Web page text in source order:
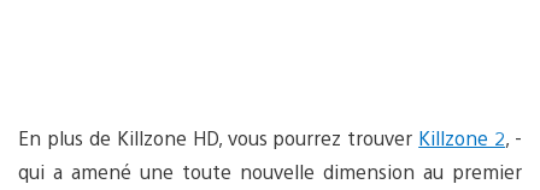
En plus de Killzone HD, vous pourrez trouver Killzone 2, -
qui a amené une toute nouvelle dimension au premier